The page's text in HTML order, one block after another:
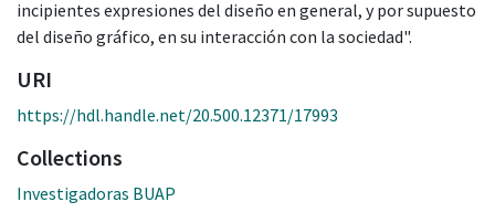
incipientes expresiones del diseño en general, y por supuesto
del diseño gráfico, en su interacción con la sociedad".
URI
https://hdl.handle.net/20.500.12371/17993
Collections
Investigadoras BUAP